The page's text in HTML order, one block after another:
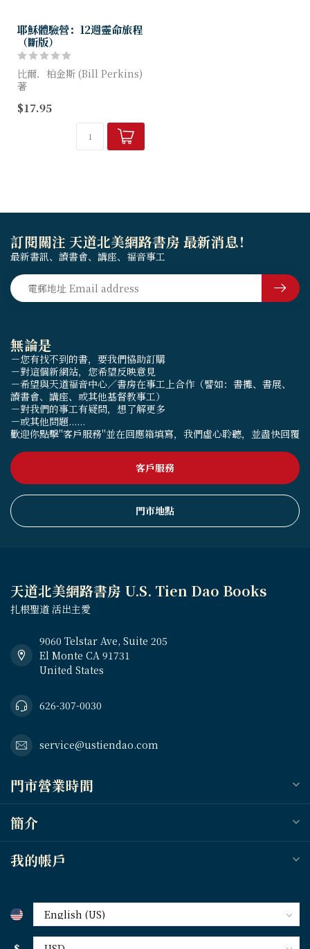
耶穌體驗營：12週靈命旅程
（斷版）
比爾．柏金斯 (Bill Perkins)
著
作者挑戰讀者，花十二週的時
間來發現活得像耶穌的真正感
覺和意義為何。本書的內容邀
請你試著用你的感覺、思考、
$17.95
無論是
－您有找不到的書，要我們協助訂購
－對這個新網站，您希望反映意見
－希望與天道福音中心／書房在事工上合作（譬如：書攤、書展、
讀書會、講座、或其他基督教事工）
－對我們的事工有疑問，想了解更多
－或其他問題......
歡迎你點擊"客戶服務"並在回應箱填寫，我們虛心聆聽，並盡快回覆
客戶服務
門市地點
訂閱關注 天道北美網路書房 最新消息！
最新書訊、讀書會、講座、福音事工
天道北美網路書房 U.S. Tien Dao Books
扎根聖道 活出主愛
9060 Telstar Ave, Suite 205
El Monte CA 91731
United States
626-307-0030
service@ustiendao.com
門市營業時間
簡介
我的帳戶